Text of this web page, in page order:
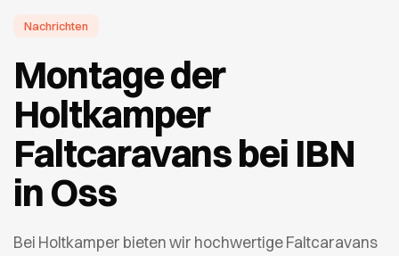
Nachrichten
Montage der
Holtkamper
Faltcaravans bei IBN
in Oss
Bei Holtkamper bieten wir hochwertige Faltcaravans